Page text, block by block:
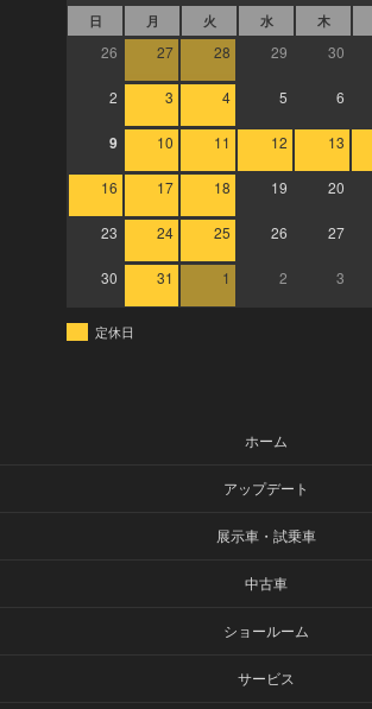
日 月 火 水 木
26 27 28 29 30
2 3 4 5 6
9 10 11 12 13
16 17 18 19 20
23 24 25 26 27
30 31 1 2 3
定休日
ホーム
アップデート
展示車・試乗車
中古車
ショールーム
サービス